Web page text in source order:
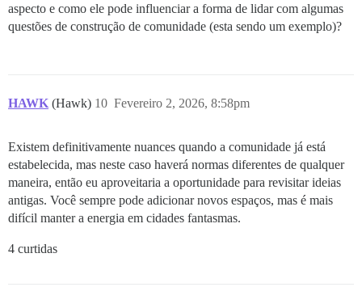
aspecto e como ele pode influenciar a forma de lidar com algumas
questões de construção de comunidade (esta sendo um exemplo)?
HAWK (Hawk) Fevereiro 2, 2026, 8:58pm
10
Existem definitivamente nuances quando a comunidade já está
estabelecida, mas neste caso haverá normas diferentes de qualquer
maneira, então eu aproveitaria a oportunidade para revisitar ideias
antigas. Você sempre pode adicionar novos espaços, mas é mais
difícil manter a energia em cidades fantasmas.
4 curtidas